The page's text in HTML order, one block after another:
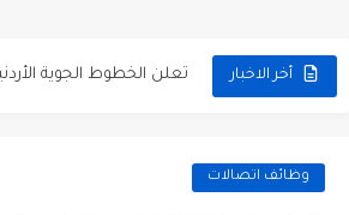
أخر الاخبار
وظائف اتصالات